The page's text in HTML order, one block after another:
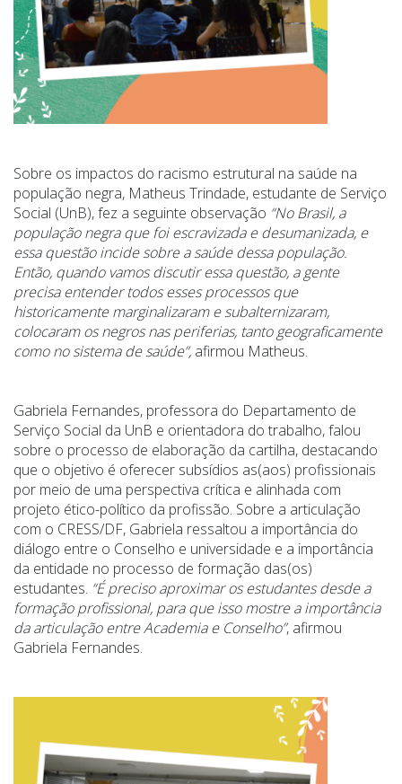
Sobre os impactos do racismo estrutural na saúde na
população negra, Matheus Trindade, estudante de Serviço
Social (UnB), fez a seguinte observação “No Brasil, a
população negra que foi escravizada e desumanizada, e
essa questão incide sobre a saúde dessa população.
Então, quando vamos discutir essa questão, a gente
precisa entender todos esses processos que
historicamente marginalizaram e subalternizaram,
colocaram os negros nas periferias, tanto geograficamente
como no sistema de saúde”, afirmou Matheus.
Gabriela Fernandes, professora do Departamento de
Serviço Social da UnB e orientadora do trabalho, falou
sobre o processo de elaboração da cartilha, destacando
que o objetivo é oferecer subsídios as(aos) profissionais
por meio de uma perspectiva crítica e alinhada com
projeto ético-político da profissão. Sobre a articulação
com o CRESS/DF, Gabriela ressaltou a importância do
diálogo entre o Conselho e universidade e a importância
da entidade no processo de formação das(os)
estudantes. “É preciso aproximar os estudantes desde a
formação profissional, para que isso mostre a importância
da articulação entre Academia e Conselho”, afirmou
Gabriela Fernandes.